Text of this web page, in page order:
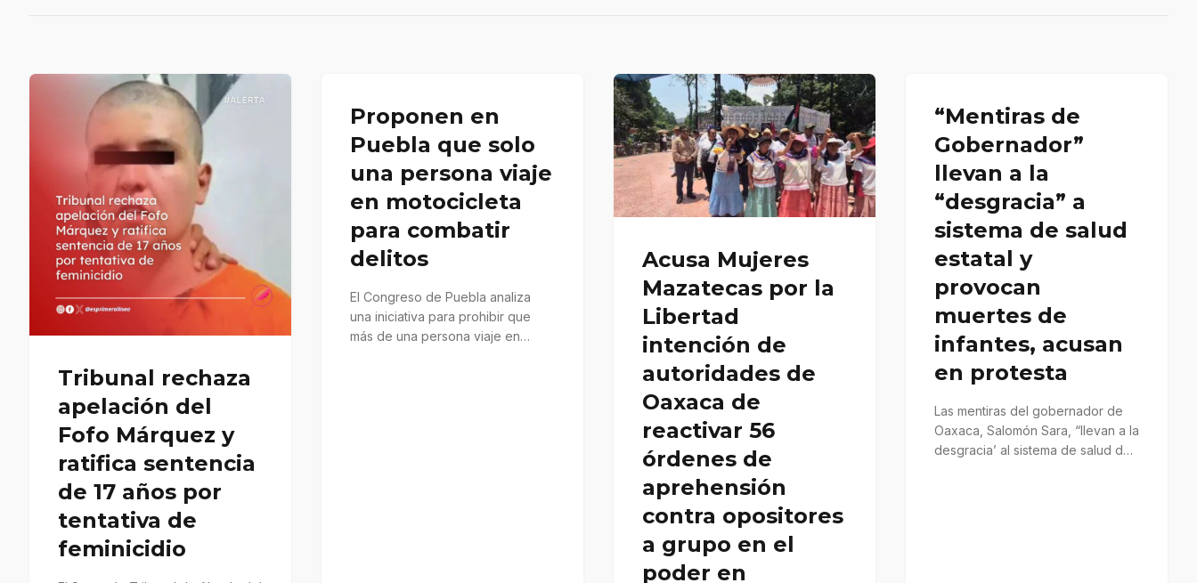
Tribunal rechaza
apelación del
Fofo Márquez y
ratifica sentencia
de 17 años por
tentativa de
feminicidio
Proponen en
Puebla que solo
una persona viaje
en motocicleta
para combatir
delitos
El Congreso de Puebla analiza
una iniciativa para prohibir que
más de una persona viaje en
Acusa Mujeres
Mazatecas por la
Libertad
intención de
autoridades de
Oaxaca de
reactivar 56
órdenes de
aprehensión
contra opositores
a grupo en el
poder en
“Mentiras de
Gobernador”
llevan a la
“desgracia” a
sistema de salud
estatal y
provocan
muertes de
infantes, acusan
en protesta
Las mentiras del gobernador de
Oaxaca, Salomón Sara, “llevan a la
desgracia’ al sistema de salud de